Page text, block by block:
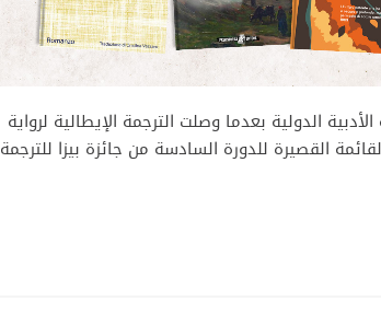
الدولية بعدما وصلت الترجمة الإيطالية لرواية
القصيرة للدورة السادسة من جائزة بيزا للترجمة